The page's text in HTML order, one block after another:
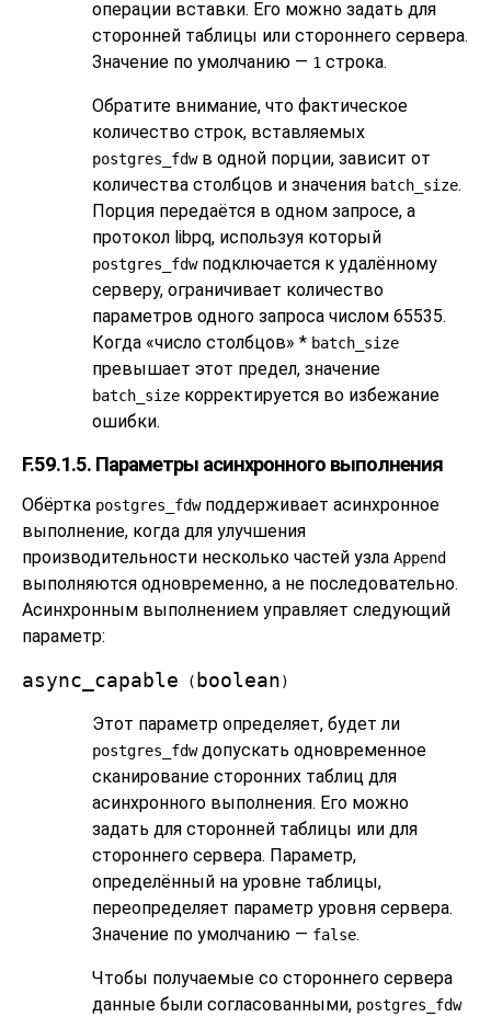
операции вставки. Его можно задать для
сторонней таблицы или стороннего сервера.
Значение по умолчанию — 1 строка.
Обратите внимание, что фактическое
количество строк, вставляемых
postgres_fdwв одной порции, зависит от
количества столбцов и значения batch_size.
Порция передаётся в одном запросе, а
протокол libpq, используя который
postgres_fdwподключается к удалённому
серверу, ограничивает количество
параметров одного запроса числом 65535.
Когда «число столбцов» * batch_size
превышает этот предел, значение
batch_size корректируется во избежание
ошибки.
F.59.1.5. Параметры асинхронного выполнения
Обёртка postgres_fdwподдерживает асинхронное
выполнение, когда для улучшения
производительности несколько частей узла Append
выполняются одновременно, а не последовательно.
Асинхронным выполнением управляет следующий
параметр:
async_capable ( boolean )
Этот параметр определяет, будет ли
postgres_fdwдопускать одновременное
сканирование сторонних таблиц для
асинхронного выполнения. Его можно
задать для сторонней таблицы или для
стороннего сервера. Параметр,
определённый на уровне таблицы,
переопределяет параметр уровня сервера.
Значение по умолчанию — false.
Чтобы получаемые со стороннего сервера
данные были согласованными, postgres_fdw